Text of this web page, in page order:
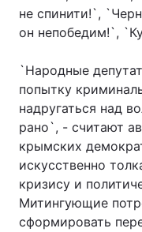
не спинити!`,
он непобедим!`,
`Народные
попытку
надругаться над
рано`, - считают
крымских
искусственно
кризису и
Митингующие
сформировать